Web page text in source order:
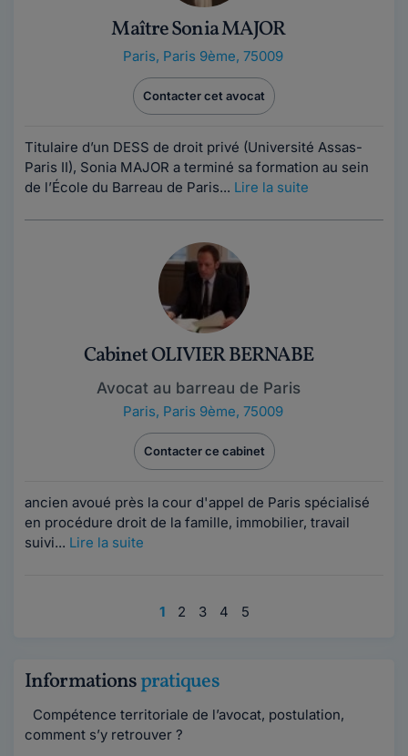
Maître Sonia MAJOR
Paris, Paris 9ème, 75009
Contacter cet avocat
Titulaire d’un DESS de droit privé (Université Assas-
Paris II), Sonia MAJOR a terminé sa formation au sein
de l’École du Barreau de Paris... Lire la suite
Cabinet OLIVIER BERNABE
Avocat au barreau de Paris
Paris, Paris 9ème, 75009
Contacter ce cabinet
ancien avoué près la cour d'appel de Paris spécialisé
en procédure droit de la famille, immobilier, travail
suivi... Lire la suite
1 2 3 4 5
Informationspratiques
Compétence territoriale de l’avocat, postulation,
comment s’y retrouver ?